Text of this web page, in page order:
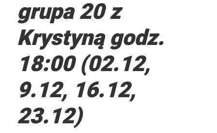
grupa 20 z
Krystyną godz.
18:00 (02.12,
9.12, 16.12,
23.12)